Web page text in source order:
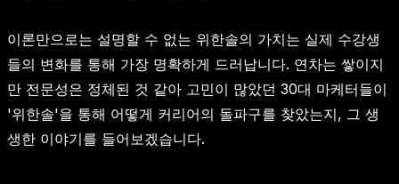
이론만으로는 설명할 수 없는 위한솔의 가치는 실제 수강생
들의 변화를 통해 가장 명확하게 드러납니다. 연차는 쌓이지
만 전문성은 정체된 것 같아 고민이 많았던 30대 마케터들이
'위한솔'을 통해 어떻게 커리어의 돌파구를 찾았는지, 그 생
생한 이야기를 들어보겠습니다.